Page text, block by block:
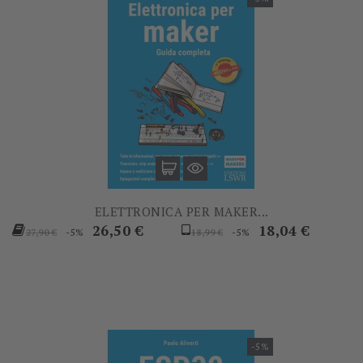
ELETTRONICA PER MAKER...
Prezzo
27,90 € -5% Prezzo
26,50 €
Prezzo
18,99 € -5% Prezzo
18,04 €
-5%